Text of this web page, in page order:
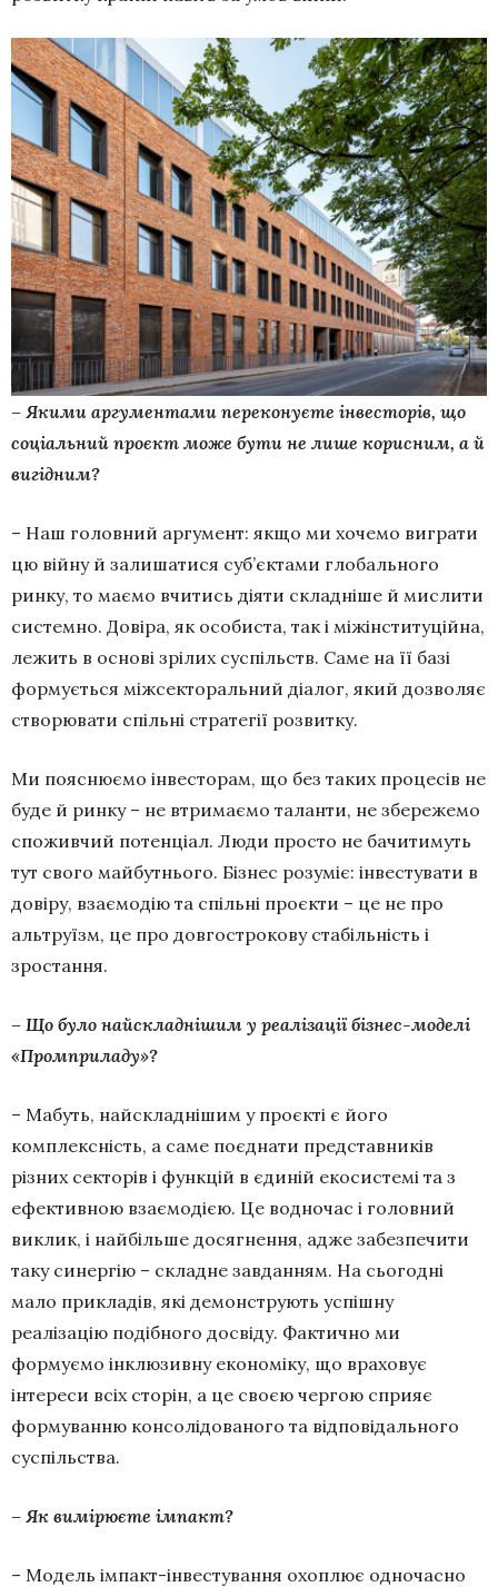
– Якими аргументами переконуєте інвесторів, що
соціальний проєкт може бути не лише корисним, а й
вигідним?
– Наш головний аргумент: якщо ми хочемо виграти
цю війну й залишатися суб’єктами глобального
ринку, то маємо вчитись діяти складніше й мислити
системно. Довіра, як особиста, так і міжінституційна,
лежить в основі зрілих суспільств. Саме на її базі
формується міжсекторальний діалог, який дозволяє
створювати спільні стратегії розвитку.
Ми пояснюємо інвесторам, що без таких процесів не
буде й ринку – не втримаємо таланти, не збережемо
споживчий потенціал. Люди просто не бачитимуть
тут свого майбутнього. Бізнес розуміє: інвестувати в
довіру, взаємодію та спільні проєкти – це не про
альтруїзм, це про довгострокову стабільність і
зростання.
– Що було найскладнішим у реалізації бізнес-моделі
«Промприладу»?
– Мабуть, найскладнішим у проєкті є його
комплексність, а саме поєднати представників
різних секторів і функцій в єдиній екосистемі та з
ефективною взаємодією. Це водночас і головний
виклик, і найбільше досягнення, адже забезпечити
таку синергію – складне завданням. На сьогодні
мало прикладів, які демонструють успішну
реалізацію подібного досвіду. Фактично ми
формуємо інклюзивну економіку, що враховує
інтереси всіх сторін, а це своєю чергою сприяє
формуванню консолідованого та відповідального
суспільства.
– Як вимірюєте імпакт?
– Модель імпакт-інвестування охоплює одночасно